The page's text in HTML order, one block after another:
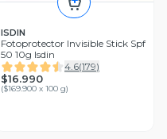
ISDIN
Fotoprotector Invisible Stick Spf
50 10g Isdin
4.6(179)
$16.990
($169.900 x 100 g)